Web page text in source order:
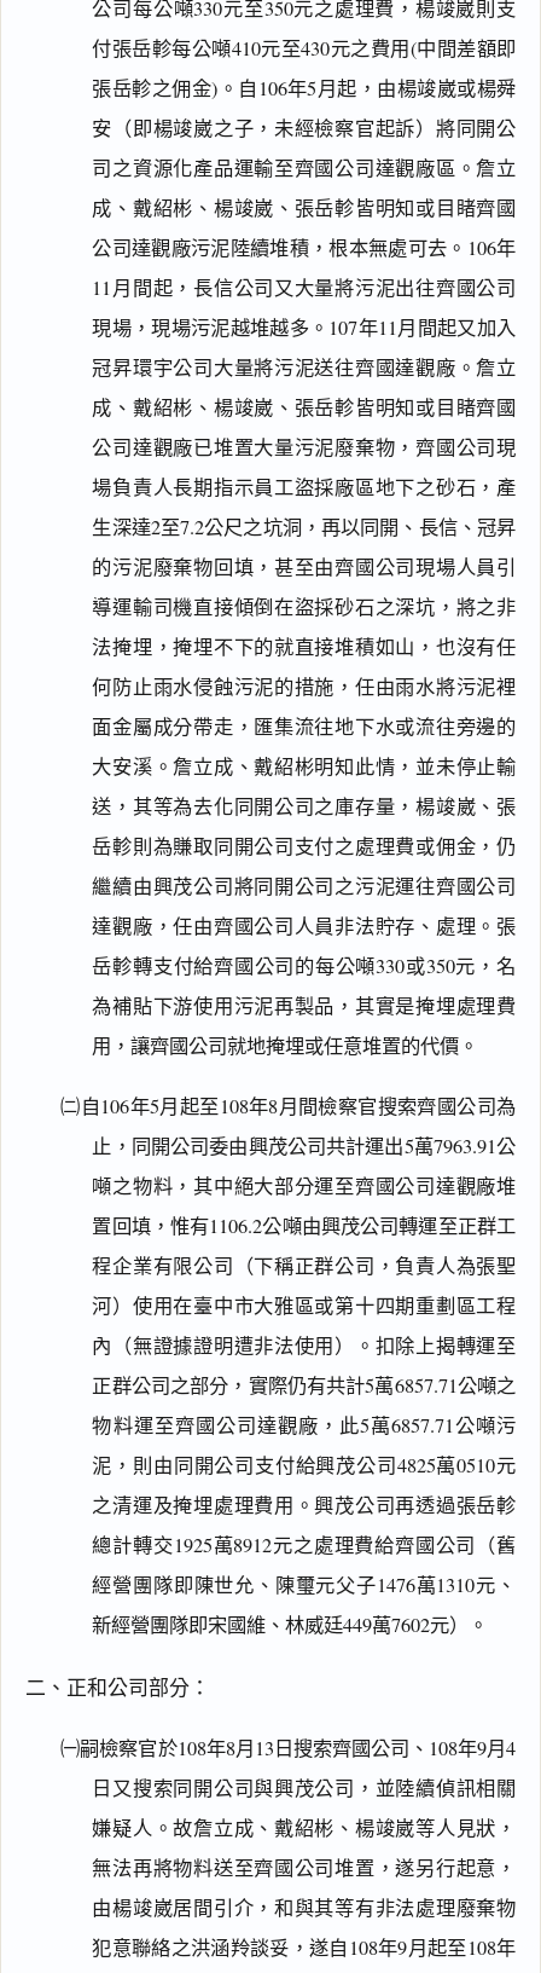
公司每公噸330元至350元之處理費，楊竣崴則支
付張岳軫每公噸410元至430元之費用(中間差額即
張岳軫之佣金)。自106年5月起，由楊竣崴或楊舜
安（即楊竣崴之子，未經檢察官起訴）將同開公
司之資源化產品運輸至齊國公司達觀廠區。詹立
成、戴紹彬、楊竣崴、張岳軫皆明知或目睹齊國
公司達觀廠污泥陸續堆積，根本無處可去。106年
11月間起，長信公司又大量將污泥出往齊國公司
現場，現場污泥越堆越多。107年11月間起又加入
冠昇環宇公司大量將污泥送往齊國達觀廠。詹立
成、戴紹彬、楊竣崴、張岳軫皆明知或目睹齊國
公司達觀廠已堆置大量污泥廢棄物，齊國公司現
場負責人長期指示員工盜採廠區地下之砂石，產
生深達2至7.2公尺之坑洞，再以同開、長信、冠昇
的污泥廢棄物回填，甚至由齊國公司現場人員引
導運輸司機直接傾倒在盜採砂石之深坑，將之非
法掩埋，掩埋不下的就直接堆積如山，也沒有任
何防止雨水侵蝕污泥的措施，任由雨水將污泥裡
面金屬成分帶走，匯集流往地下水或流往旁邊的
大安溪。詹立成、戴紹彬明知此情，並未停止輸
送，其等為去化同開公司之庫存量，楊竣崴、張
岳軫則為賺取同開公司支付之處理費或佣金，仍
繼續由興茂公司將同開公司之污泥運往齊國公司
達觀廠，任由齊國公司人員非法貯存、處理。張
岳軫轉支付給齊國公司的每公噸330或350元，名
為補貼下游使用污泥再製品，其實是掩埋處理費
用，讓齊國公司就地掩埋或任意堆置的代價。
㈡自106年5月起至108年8月間檢察官搜索齊國公司為
止，同開公司委由興茂公司共計運出5萬7963.91公
噸之物料，其中絕大部分運至齊國公司達觀廠堆
置回填，惟有1106.2公噸由興茂公司轉運至正群工
程企業有限公司（下稱正群公司，負責人為張聖
河）使用在臺中市大雅區或第十四期重劃區工程
內（無證據證明遭非法使用）。扣除上揭轉運至
正群公司之部分，實際仍有共計5萬6857.71公噸之
物料運至齊國公司達觀廠，此5萬6857.71公噸污
泥，則由同開公司支付給興茂公司4825萬0510元
之清運及掩埋處理費用。興茂公司再透過張岳軫
總計轉交1925萬8912元之處理費給齊國公司（舊
經營團隊即陳世允、陳璽元父子1476萬1310元、
新經營團隊即宋國維、林威廷449萬7602元）。
二、正和公司部分：
㈠嗣檢察官於108年8月13日搜索齊國公司、108年9月4
日又搜索同開公司與興茂公司，並陸續偵訊相關
嫌疑人。故詹立成、戴紹彬、楊竣崴等人見狀，
無法再將物料送至齊國公司堆置，遂另行起意，
由楊竣崴居間引介，和與其等有非法處理廢棄物
犯意聯絡之洪涵羚談妥，遂自108年9月起至108年